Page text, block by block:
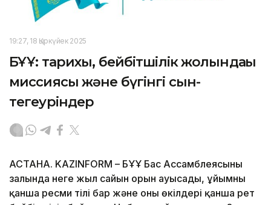
19:27, 18 Қыркүйек 2025
БҰҰ: тарихы, бейбітшілік жолындағы
миссиясы және бүгінгі сын-
тегеуріндер
АСТАНА. KAZINFORM – БҰҰ Бас Ассамблеясының
залында неге жыл сайын орын ауысады, ұйымның
қанша ресми тілі бар және оның өкілдері қанша рет